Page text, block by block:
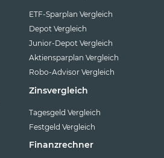
ETF-Sparplan Vergleich
Depot Vergleich
Junior-Depot Vergleich
Aktiensparplan Vergleich
Robo-Advisor Vergleich
Zinsvergleich
Tagesgeld Vergleich
Festgeld Vergleich
Finanzrechner